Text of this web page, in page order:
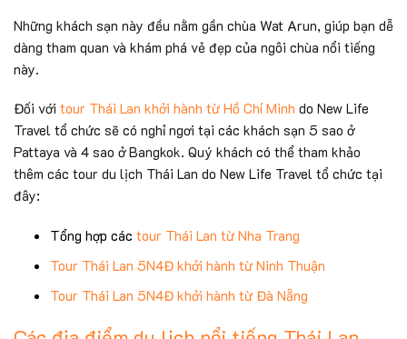
Những khách sạn này đều nằm gần chùa Wat Arun, giúp bạn dễ
dàng tham quan và khám phá vẻ đẹp của ngôi chùa nổi tiếng
này.
Đối với tour Thái Lan khởi hành từ Hồ Chí Minh do New Life
Travel tổ chức sẽ có nghỉ ngơi tại các khách sạn 5 sao ở
Pattaya và 4 sao ở Bangkok. Quý khách có thể tham khảo
thêm các tour du lịch Thái Lan do New Life Travel tổ chức tại
đây:
Tổng hợp các tour Thái Lan từ Nha Trang
Tour Thái Lan 5N4Đ khởi hành từ Ninh Thuận
Tour Thái Lan 5N4Đ khởi hành từ Đà Nẵng